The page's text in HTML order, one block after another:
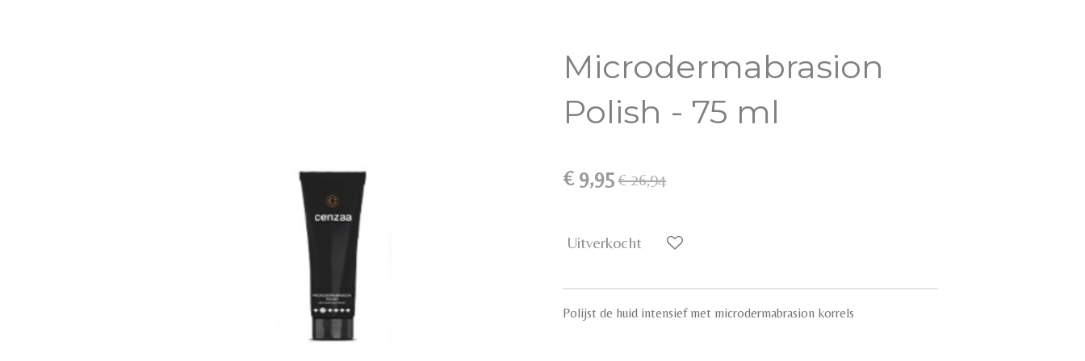
Microdermabrasion
Polish - 75 ml
€ 9,95 € 26,94
Uitverkocht
Polijst de huid intensief met microdermabrasion korrels